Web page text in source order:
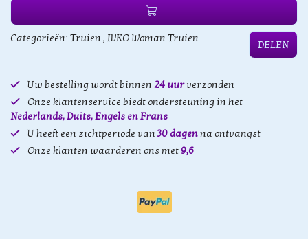
Categorieën: Truien , IVKO Woman Truien
DELEN
Uw bestelling wordt binnen 24 uurverzonden
Onze klantenservice biedt ondersteuning in het
Nederlands, Duits, Engels en Frans
U heeft een zichtperiode van30 dagenna ontvangst
Onze klanten waarderen ons met 9,6